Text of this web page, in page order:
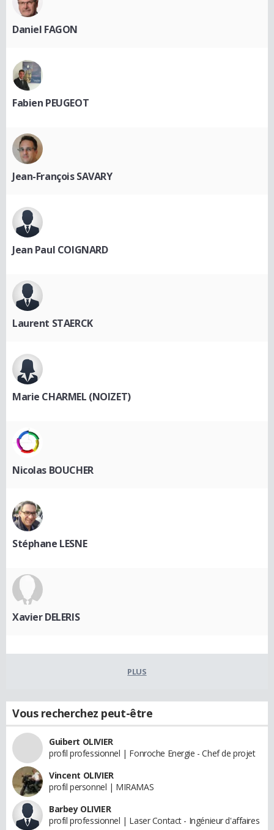
Daniel FAGON
Fabien PEUGEOT
Jean-François SAVARY
Jean Paul COIGNARD
Laurent STAERCK
Marie CHARMEL (NOIZET)
Nicolas BOUCHER
Stéphane LESNE
Xavier DELERIS
PLUS
Vous recherchez peut-être
Guibert OLIVIER
profil professionnel | Fonroche Energie - Chef de projet
Vincent OLIVIER
profil personnel | MIRAMAS
Barbey OLIVIER
profil professionnel | Laser Contact - Ingénieur d'affaires